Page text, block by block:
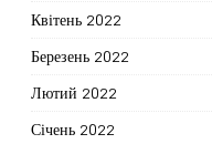
Квітень 2022
Березень 2022
Лютий 2022
Січень 2022